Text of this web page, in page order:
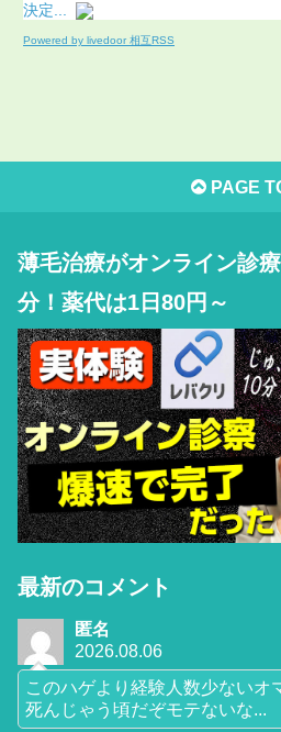
決定...
Powered by livedoor 相互RSS
PAGE
薄毛治療がオンライン診
分！薬代は1日80円～
最新のコメント
匿名
2026.08.06
このハゲより経験人数少ないオ
死んじゃう頃だぞモテないな...